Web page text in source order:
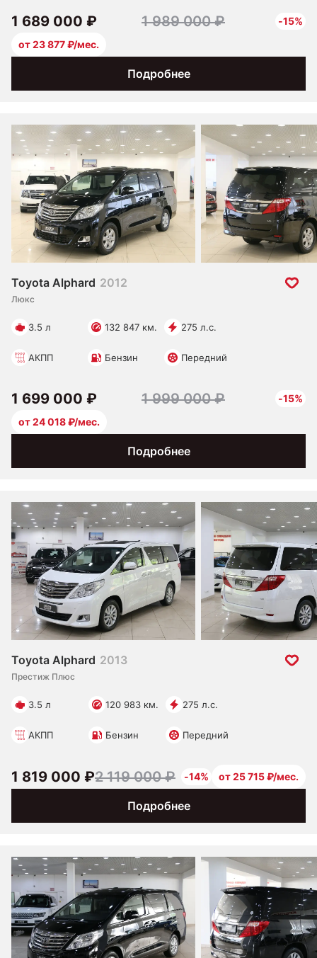
Подробнее
1 689 000 ₽ 1 989 000 ₽
-15%
от 23 877 ₽/мес.
Toyota Alphard 2012
Люкс
3.5 л 132 847 км. 275 л.с.
АКПП Бензин Передний
Подробнее
1 699 000 ₽ 1 999 000 ₽
-15%
от 24 018 ₽/мес.
Toyota Alphard 2013
Престиж Плюс
3.5 л 120 983 км. 275 л.с.
АКПП Бензин Передний
Подробнее
1 819 000 ₽2 119 000 ₽ -14% от 25 715 ₽/мес.